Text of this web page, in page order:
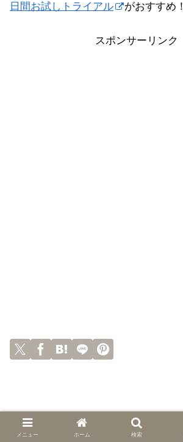
日間お試しトライアル
がおすすめ！
スポンサーリンク
メニュー ホーム 検索